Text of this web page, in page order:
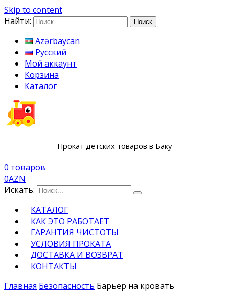
Skip to content
Найти:
Azərbaycan
Русский
Мой аккаунт
Корзина
Каталог
Прокат детских товаров в Баку
0 товаров
0AZN
Искать:
КАТАЛОГ
КАК ЭТО РАБОТАЕТ
ГАРАНТИЯ ЧИСТОТЫ
УСЛОВИЯ ПРОКАТА
ДОСТАВКА И ВОЗВРАТ
КОНТАКТЫ
Главная Безопасность Барьер на кровать